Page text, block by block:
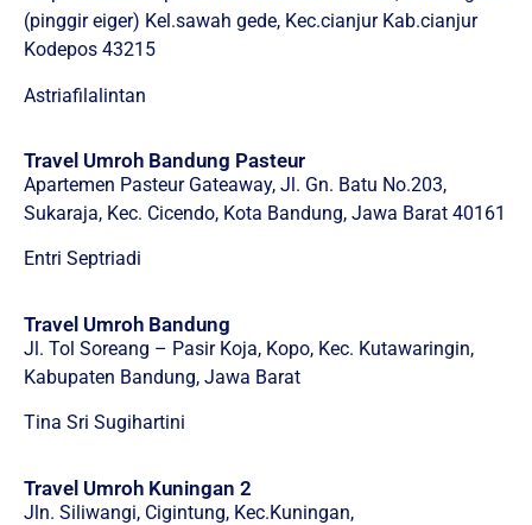
(pinggir eiger) Kel.sawah gede, Kec.cianjur Kab.cianjur
Kodepos 43215
Astriafilalintan
Travel Umroh Bandung Pasteur
Apartemen Pasteur Gateaway, Jl. Gn. Batu No.203,
Sukaraja, Kec. Cicendo, Kota Bandung, Jawa Barat 40161
Entri Septriadi
Travel Umroh Bandung
Jl. Tol Soreang – Pasir Koja, Kopo, Kec. Kutawaringin,
Kabupaten Bandung, Jawa Barat
Tina Sri Sugihartini
Travel Umroh Kuningan 2
Jln. Siliwangi, Cigintung, Kec.Kuningan,